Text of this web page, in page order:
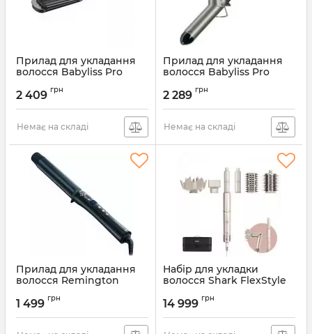
Прилад для укладання
волосся Babyliss Pro
Артикул: BAB2512EPCE
2 409 грн
Немає на складі
Прилад для укладання
волосся Babyliss Pro
Артикул:
2 289 грн
Немає на складі
Прилад для укладання
волосся Remington
Артикул:
1 499 грн
Набір для укладки
волосся Shark FlexStyle
Артикул: HD440SLEU
14 999 грн